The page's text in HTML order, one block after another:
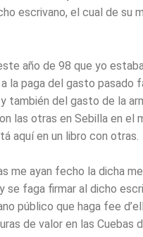
escrivano, el cual de su
año de 98 que yo
la paga del gasto pasado
también del gasto de la
las otras en Sebilla en el
aquí en un libro con otras.
me ayan fecho la dicha
se faga firmar al dicho
público que haga fee
de valor en las Cuebas